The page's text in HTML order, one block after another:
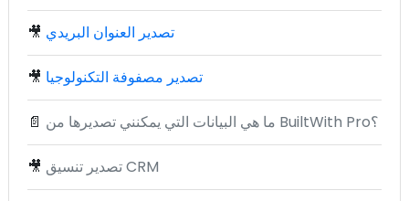
🎥 تصدير العنوان البريدي
🎥 تصدير مصفوفة التكنولوجيا
📄 ما هي البيانات التي يمكنني تصديرها من BuiltWith Pro؟
🎥 تصدير تنسيق CRM